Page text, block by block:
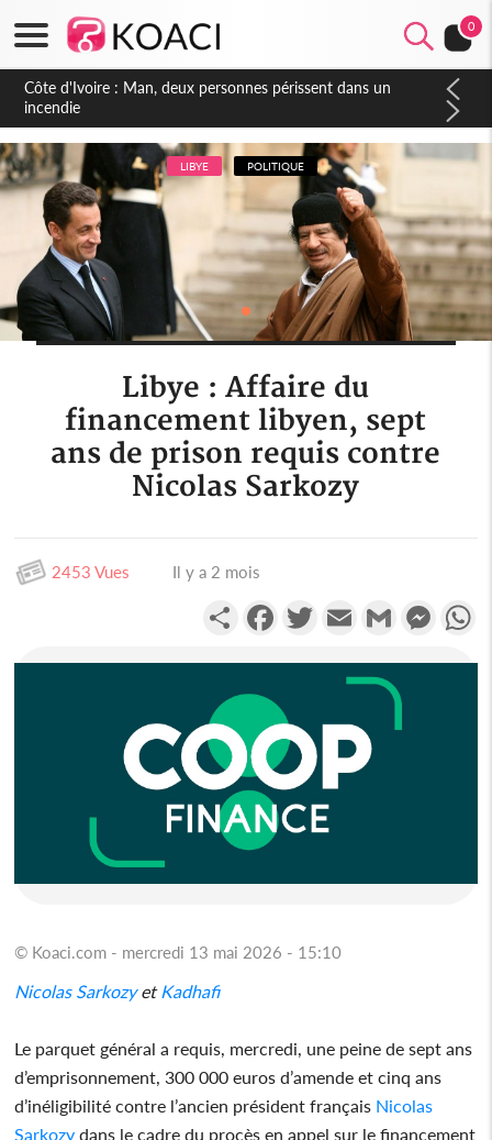
0
Côte d'Ivoire : Séileu, la célébration de la fête nationale
transformée en vaste campagne contre les produits
dépigmentants dangereux
LIBYE POLITIQUE
Libye : Affaire du
financement libyen, sept
ans de prison requis contre
Nicolas Sarkozy
2453 Vues Il y a 2 mois
PartagerFacebookTwitterEmail Gmail
© Koaci.com - mercredi 13 mai 2026 - 15:10
Nicolas Sarkozyet Kadhafi
Le parquet général a requis, mercredi, une peine de sept ans
d’emprisonnement, 300 000 euros d’amende et cinq ans
d’inéligibilité contre l’ancien président français Nicolas
Sarkozy dans le cadre du procès en appel sur le financement